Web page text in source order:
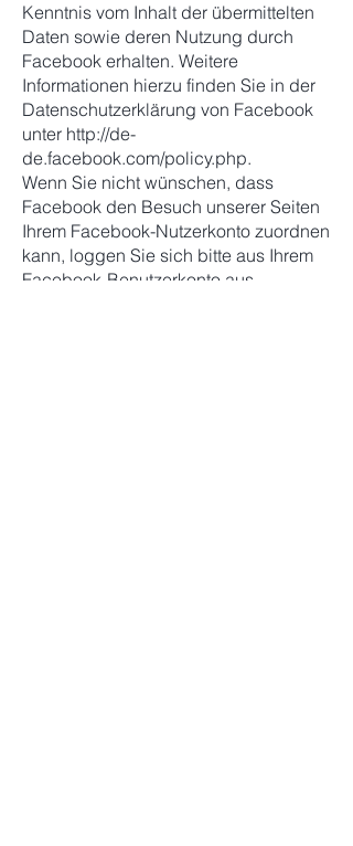
Kenntnis vom Inhalt der übermittelten
Daten sowie deren Nutzung durch
Facebook erhalten. Weitere
Informationen hierzu finden Sie in der
Datenschutzerklärung von Facebook
unter http://de-
de.facebook.com/policy.php.
Wenn Sie nicht wünschen, dass
Facebook den Besuch unserer Seiten
Ihrem Facebook-Nutzerkonto zuordnen
kann, loggen Sie sich bitte aus Ihrem
Facebook-Benutzerkonto aus.